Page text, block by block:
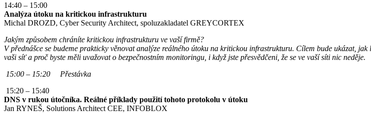
14:40 – 15:00
Analýza útoku na kritickou infrastrukturu
Michal DROZD, Cyber Security Architect, spoluzakladatel GREYCORTEX
Jakým způsobem chráníte kritickou infrastrukturu ve vaší firmě?
V přednášce se budeme prakticky věnovat analýze reálného útoku na kritickou infrastrukturu. Cílem bude ukázat,
vaši síť a proč byste měli uvažovat o bezpečnostním monitoringu, i když jste přesvědčeni, že se ve vaší síti nic neděje.
15:00 – 15:20 Přestávka
15:20 – 15:40
DNS v rukou útočníka. Reálné příklady použití tohoto protokolu v útoku
Jan RYNEŠ, Solutions Architect CEE, INFOBLOX